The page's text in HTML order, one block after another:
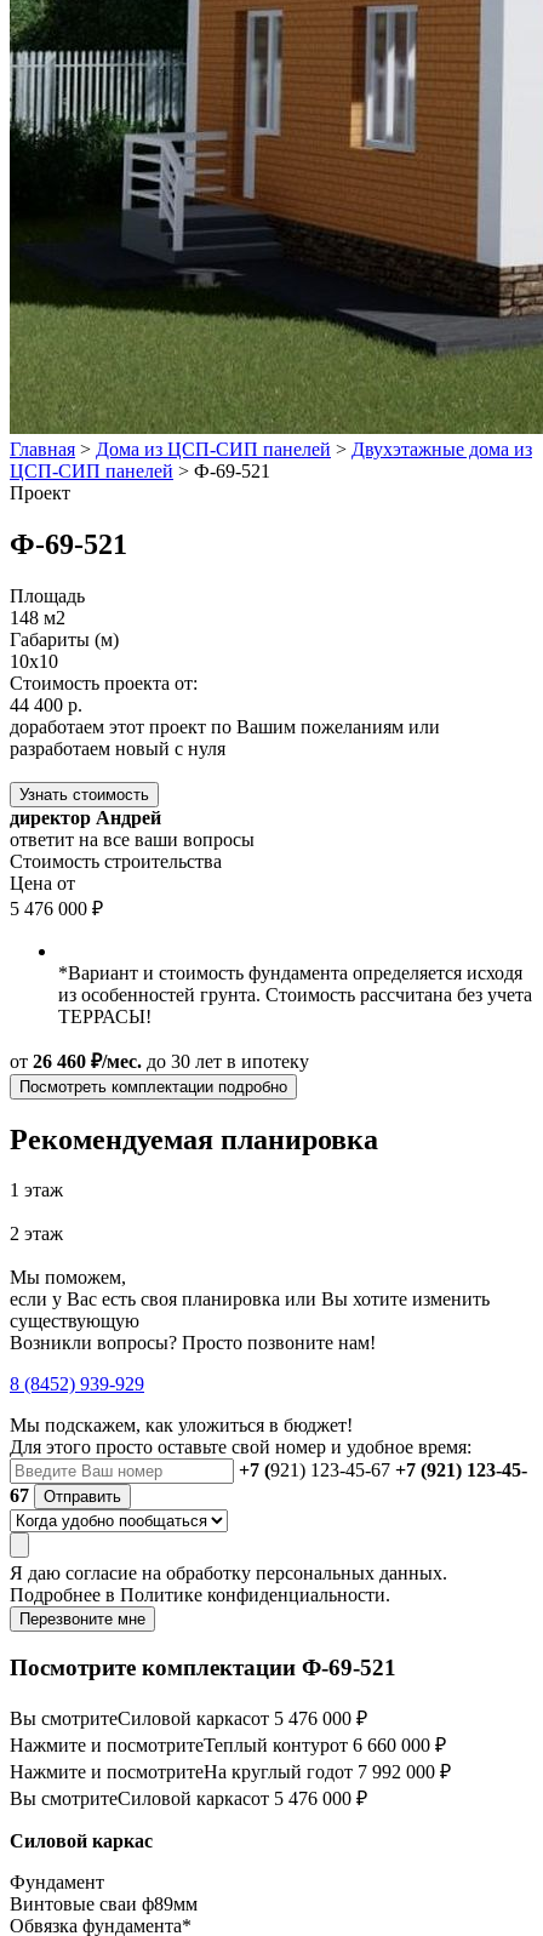
Главная > Дома из ЦСП-СИП панелей > Двухэтажные дома из
ЦСП-СИП панелей > Ф-69-521
Проект
Ф-69-521
Площадь
148 м2
Габариты (м)
10х10
Стоимость проекта от:
44 400 р.
доработаем этот проект по Вашим пожеланиям или
разработаем новый с нуля
Узнать стоимость
директор Андрей
ответит на все ваши вопросы
Стоимость строительства
Цена от
5 476 000 ₽
*Вариант и стоимость фундамента определяется исходя
из особенностей грунта. Стоимость рассчитана без учета
ТЕРРАСЫ!
от 26 460 ₽/мес. до 30 лет в ипотеку
Посмотреть комплектации подробно
Рекомендуемая планировка
1 этаж
2 этаж
Мы поможем,
если у Вас есть своя планировка или Вы хотите изменить
существующую
Возникли вопросы? Просто позвоните нам!
8 (8452) 939-929
Мы подскажем, как уложиться в бюджет!
Для этого просто оставьте свой номер и удобное время:
+7 (921) 123-45-67 +7 (921) 123-45-
67
Отправить
Я даю согласие на обработку персональных данных.
Подробнее в Политике конфиденциальности.
Перезвоните мне
Посмотрите комплектации Ф-69-521
Вы смотритеСиловой каркасот 5 476 000 ₽
Нажмите и посмотритеТеплый контурот 6 660 000 ₽
Нажмите и посмотритеНа круглый годот 7 992 000 ₽
Вы смотритеСиловой каркасот 5 476 000 ₽
Силовой каркас
Фундамент
Винтовые сваи ф89мм
Обвязка фундамента*